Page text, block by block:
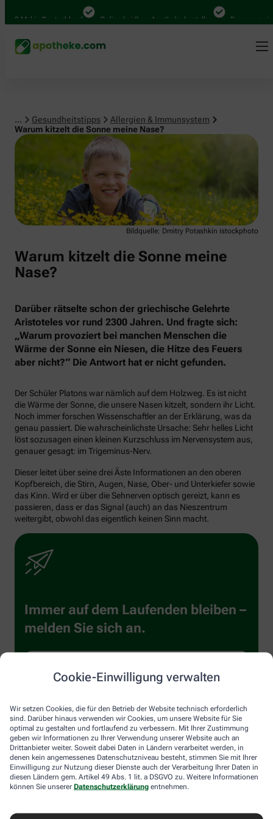
Cookie-Einwilligung verwalten
Wir setzen Cookies, die für den Betrieb der Website technisch erforderlich
sind. Darüber hinaus verwenden wir Cookies, um unsere Website für Sie
optimal zu gestalten und fortlaufend zu verbessern. Mit Ihrer Zustimmung
geben wir Informationen zu Ihrer Verwendung unserer Website auch an
Drittanbieter weiter. Soweit dabei Daten in Ländern verarbeitet werden, in
denen kein angemessenes Datenschutzniveau besteht, stimmen Sie mit Ihrer
Einwilligung zur Nutzung dieser Dienste auch der Verarbeitung Ihrer Daten in
diesen Ländern gem. Artikel 49 Abs. 1 lit. a DSGVO zu. Weitere Informationen
können Sie unserer Datenschutzerklärung entnehmen.
Mal in Deutschland Online bei Ihrer Apotheke bestellen Bequem
... Gesundheitstipps
Allergien & Immunsystem
Warum kitzelt die Sonne meine Nase?
Allergien & Immunsystem
Bildquelle: Dmitry Potashkin istockphoto
Warum kitzelt die Sonne meine
Nase?
Darüber rätselte schon der griechische Gelehrte
Aristoteles vor rund 2300 Jahren. Und fragte sich:
„Warum provoziert bei manchen Menschen die
Wärme der Sonne ein Niesen, die Hitze des Feuers
aber nicht?“ Die Antwort hat er nicht gefunden.
Der Schüler Platons war nämlich auf dem Holzweg. Es ist nicht
die Wärme der Sonne, die unsere Nasen kitzelt, sondern ihr Licht.
Noch immer forschen Wissenschaftler an der Erklärung, was da
genau passiert. Die wahrscheinlichste Ursache: Sehr helles Licht
löst sozusagen einen kleinen Kurzschluss im Nervensystem aus,
genauer gesagt: im Trigeminus-Nerv.
Dieser leitet über seine drei Äste Informationen an den oberen
Kopfbereich, die Stirn, Augen, Nase, Ober- und Unterkiefer sowie
das Kinn. Wird er über die Sehnerven optisch gereizt, kann es
passieren, dass er das Signal (auch) an das Nieszentrum
weitergibt, obwohl das eigentlich keinen Sinn macht.
Immer auf dem Laufenden bleiben –
melden Sie sich an.
Sind Sie ein Mensch? Dann wählen Sie bitte den LKW.
Sind
Sie
ein
Mensch?
Dann
wählen
bitte
1 2 3
Ich willige hiermit ein, dass meine personenbezogenen Daten
von der Alliance Healthcare Deutschland GmbH (AHD) und vom
Dienstleister Emarsys zum Versand des Newsletters und der
kann ich jederzeit gegenüber AHD für die Zukunft widerrufen